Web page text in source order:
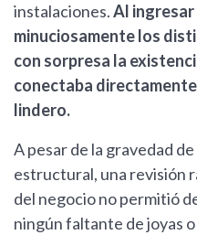
instalaciones.Al ingresar
minuciosamente los
con sorpresa la
conectaba
lindero.
A pesar de la gravedad
estructural, una revisión
del negocio no permitió
ningún faltante de joyas